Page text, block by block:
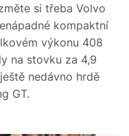
si třeba Volvo
kompaktní
výkonu 408
na stovku za 4,9
nedávno hrdě
GT.